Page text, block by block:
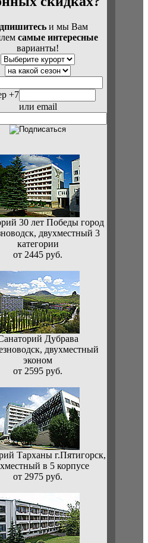
и мы Вам
самые интересные
варианты!
+7
или email
30 лет Победы город
двухместный 3
категории
от 2445 руб.
Дубрава
двухместный
эконом
от 2595 руб.
Тарханы г.Пятигорск,
в 5 корпусе
от 2975 руб.